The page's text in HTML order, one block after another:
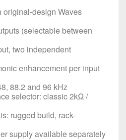
original-design Waves
(selectable between
two independent
enhancement per input
88.2 and 96 kHz
selector: classic 2kΩ /
rugged build, rack-
supplyavailable separately